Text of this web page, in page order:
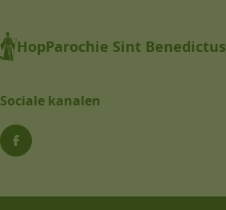
HopParochie Sint Benedictus
Sociale kanalen